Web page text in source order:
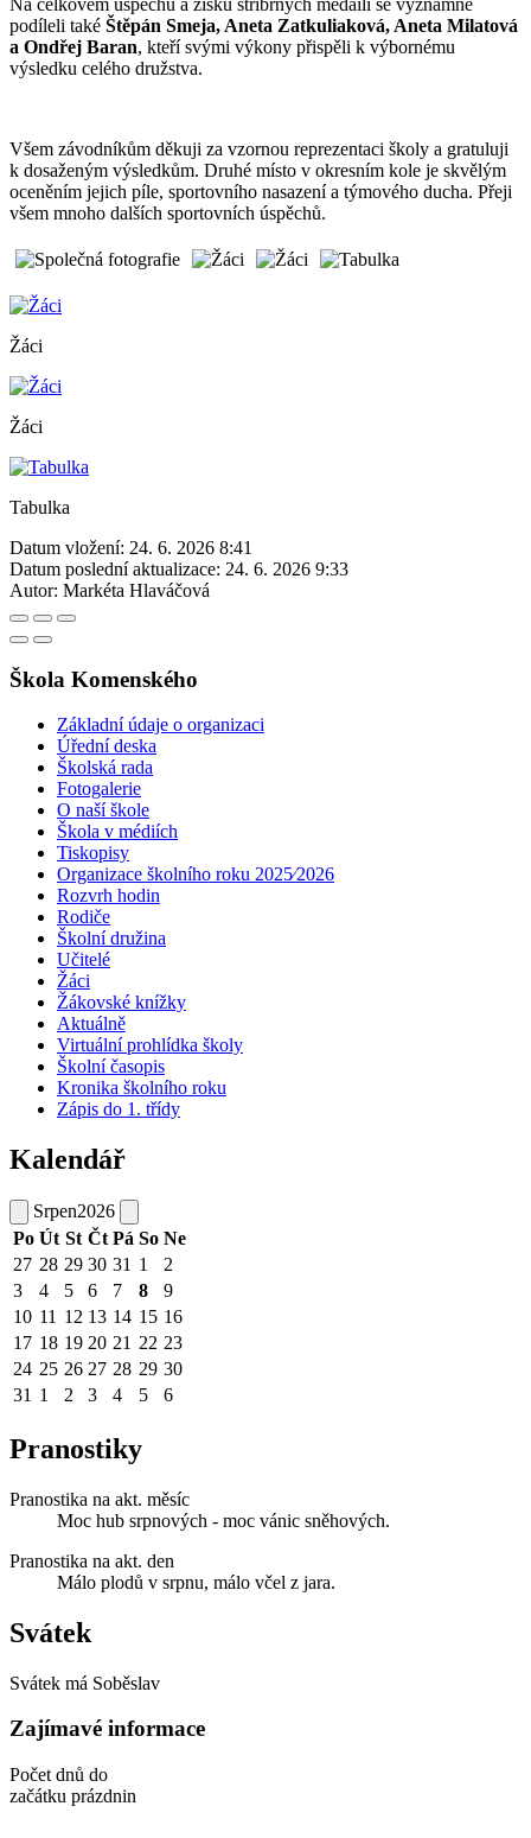
podíleli také Štěpán Smeja, Aneta Zatkuliaková, Aneta Milatová
a Ondřej Baran, kteří svými výkony přispěli k výbornému
výsledku celého družstva.
Všem závodníkům děkuji za vzornou reprezentaci školy a gratuluji
k dosaženým výsledkům. Druhé místo v okresním kole je skvělým
oceněním jejich píle, sportovního nasazení a týmového ducha. Přeji
všem mnoho dalších sportovních úspěchů.
Žáci
Žáci
Tabulka
Datum vložení: 24. 6. 2026 8:41
Datum poslední aktualizace: 24. 6. 2026 9:33
Autor: Markéta Hlaváčová
Škola Komenského
Základní údaje o organizaci
Úřední deska
Školská rada
Fotogalerie
O naší škole
Škola v médiích
Tiskopisy
Organizace školního roku 2025⁄2026
Rozvrh hodin
Rodiče
Školní družina
Učitelé
Žáci
Žákovské knížky
Aktuálně
Virtuální prohlídka školy
Školní časopis
Kronika školního roku
Zápis do 1. třídy
Kalendář
Srpen2026
Po Út St Čt Pá So Ne
27 28 29 30 31 1
2
3
4 5 6 7 8
9
10 11 12 13 14 15 16
17 18 19 20 21 22 23
24 25 26 27 28 29 30
31 1 2 3 4 5 6
Pranostiky
Pranostika na akt. měsíc
Moc hub srpnových - moc vánic sněhových.
Pranostika na akt. den
Málo plodů v srpnu, málo včel z jara.
Svátek
Svátek má Soběslav
Zajímavé informace
Počet dnů do
začátku prázdnin